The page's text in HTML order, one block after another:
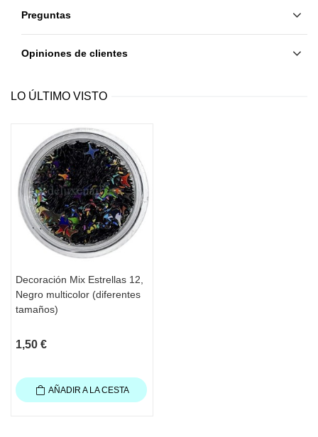
Preguntas
Opiniones de clientes
LO ÚLTIMO VISTO
Decoración Mix Estrellas 12,
Negro multicolor (diferentes
tamaños)
1,50 €
AÑADIR A LA CESTA